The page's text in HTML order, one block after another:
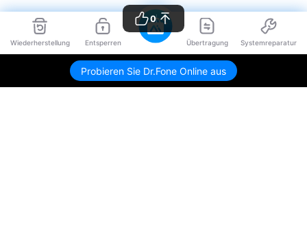
Wiederherstellung Entsperren Übertragung Systemreparatur
Probieren Sie Dr.Fone Online aus
0